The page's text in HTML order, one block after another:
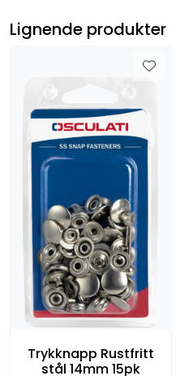
Lignende produkter
Trykknapp Rustfritt
stål 14mm 15pk